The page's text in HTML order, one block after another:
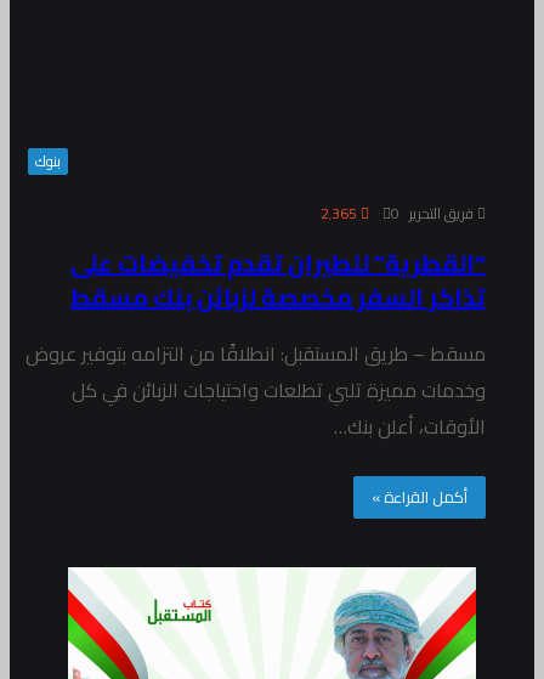
بنوك
فريق التحرير 0 2٬365
“القطرية” للطيران تقدم تخفيضات على
تذاكر السفر مخصصة لزبائن بنك مسقط
مسقط – طريق المستقبل: انطلاقًا من التزامه بتوفير عروض
وخدمات مميزة تلبي تطلعات واحتياجات الزبائن في كل
الأوقات، أعلن بنك…
أكمل القراءة »